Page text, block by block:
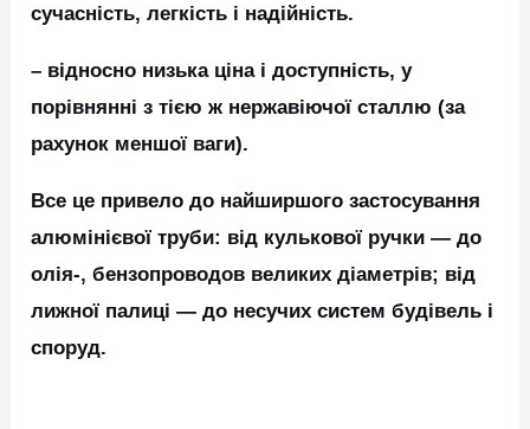
сучасність, легкість і надійність.
– відносно низька ціна і доступність, у
порівнянні з тією ж нержавіючої сталлю (за
рахунок меншої ваги).
Все це привело до найширшого застосування
алюмінієвої труби: від кулькової ручки ― до
олія-, бензопроводов великих діаметрів; від
лижної палиці ― до несучих систем будівель і
споруд.